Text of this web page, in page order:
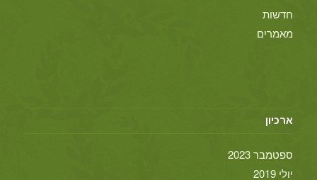
חדשות
מאמרים
ארכיון
ספטמבר 2023
יולי 2019